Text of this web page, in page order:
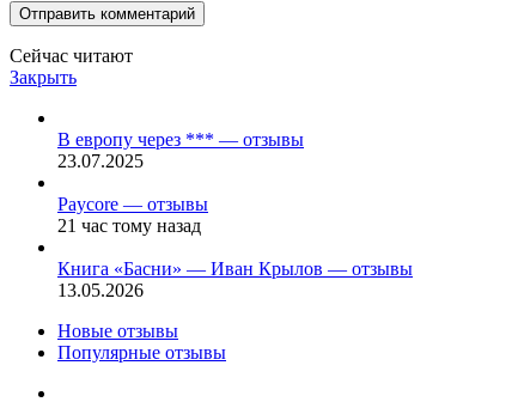
Сейчас читают
Закрыть
В европу через *** — отзывы
23.07.2025
Paycore — отзывы
21 час тому назад
Книга «Басни» — Иван Крылов — отзывы
13.05.2026
Новые отзывы
Популярные отзывы